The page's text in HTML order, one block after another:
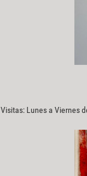
Visitas: Lunes a Viernes